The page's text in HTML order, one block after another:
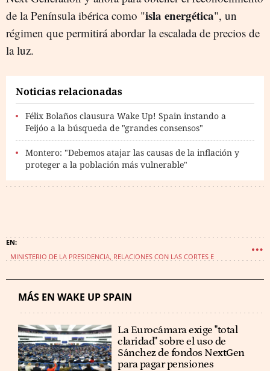
de la Península ibérica como "isla energética", un
régimen que permitirá abordar la escalada de precios de
la luz.
Noticias relacionadas
Félix Bolaños clausura Wake Up! Spain instando a
Feijóo a la búsqueda de "grandes consensos"
Montero: "Debemos atajar las causas de la inflación y
proteger a la población más vulnerable"
MINISTERIO DE LA PRESIDENCIA, RELACIONES CON LAS CORTES E
MÁS EN WAKE UP SPAIN
La Eurocámara exige "total
claridad" sobre el uso de
Sánchez de fondos NextGen
para pagar pensiones